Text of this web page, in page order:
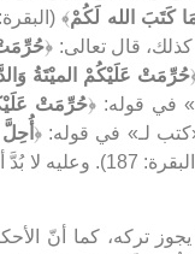
كَتَبَ الله لَكُمْ
قال تعالى: ﴿حُرِّمَتْ
حُرِّمَتْ عَلَيْكُمْ الميْتَةُ
حُرِّمَتْ
﴾ (البقرة: 187).
تركه، كما أنّ